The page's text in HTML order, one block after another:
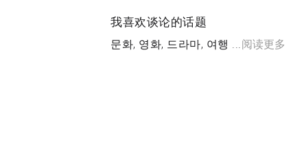
我喜欢谈论的话题
문화, 영화, 드라마, 여행 ...阅读更多